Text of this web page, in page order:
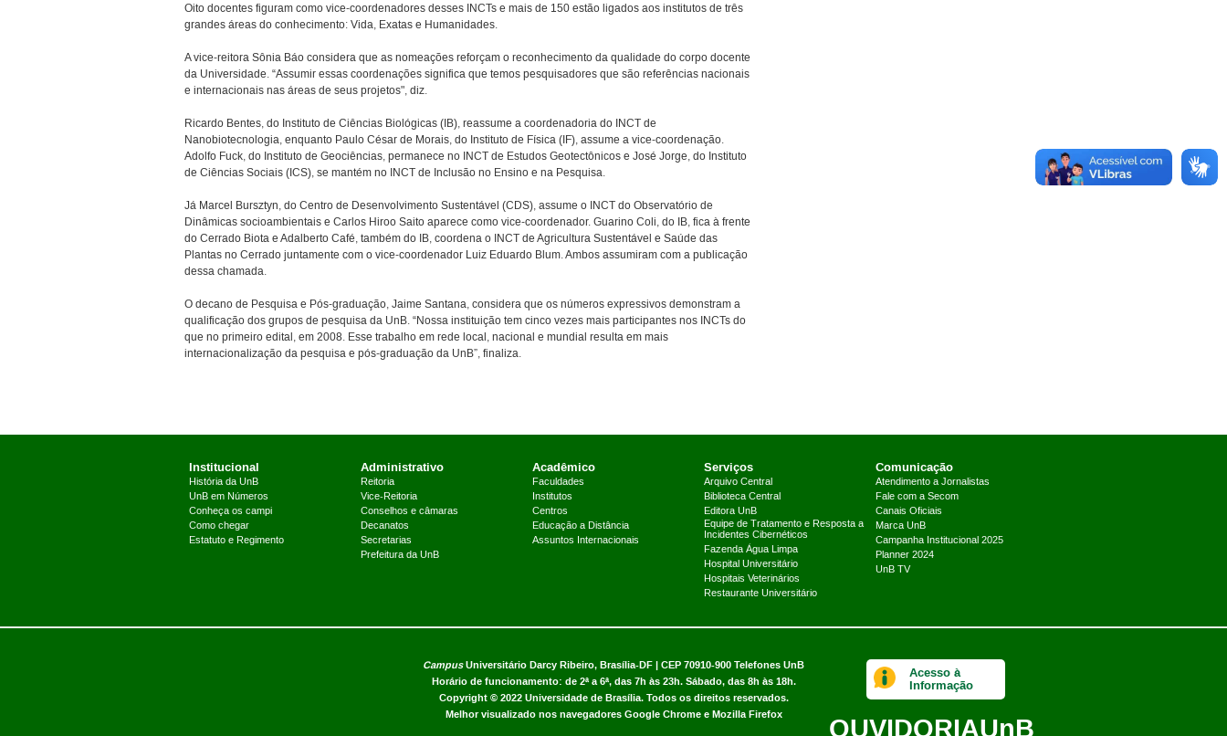
Oito docentes figuram como vice-coordenadores desses INCTs e mais de 150 estão ligados aos institutos de três
grandes áreas do conhecimento: Vida, Exatas e Humanidades.
A vice-reitora Sônia Báo considera que as nomeações reforçam o reconhecimento da qualidade do corpo docente
da Universidade. “Assumir essas coordenações significa que temos pesquisadores que são referências nacionais
e internacionais nas áreas de seus projetos", diz.
Ricardo Bentes, do Instituto de Ciências Biológicas (IB), reassume a coordenadoria do INCT de
Nanobiotecnologia, enquanto Paulo César de Morais, do Instituto de Física (IF), assume a vice-coordenação.
Adolfo Fuck, do Instituto de Geociências, permanece no INCT de Estudos Geotectônicos e José Jorge, do Instituto
de Ciências Sociais (ICS), se mantém no INCT de Inclusão no Ensino e na Pesquisa.
Já Marcel Bursztyn, do Centro de Desenvolvimento Sustentável (CDS), assume o INCT do Observatório de
Dinâmicas socioambientais e Carlos Hiroo Saito aparece como vice-coordenador. Guarino Coli, do IB, fica à frente
do Cerrado Biota e Adalberto Café, também do IB, coordena o INCT de Agricultura Sustentável e Saúde das
Plantas no Cerrado juntamente com o vice-coordenador Luiz Eduardo Blum. Ambos assumiram com a publicação
dessa chamada.
O decano de Pesquisa e Pós-graduação, Jaime Santana, considera que os números expressivos demonstram a
qualificação dos grupos de pesquisa da UnB. “Nossa instituição tem cinco vezes mais participantes nos INCTs do
que no primeiro edital, em 2008. Esse trabalho em rede local, nacional e mundial resulta em mais
internacionalização da pesquisa e pós-graduação da UnB”, finaliza.
Institucional
História da UnB
UnB em Números
Conheça os campi
Como chegar
Estatuto e Regimento
Administrativo
Reitoria
Vice-Reitoria
Conselhos e câmaras
Decanatos
Secretarias
Prefeitura da UnB
Acadêmico
Faculdades
Institutos
Centros
Educação a Distância
Assuntos Internacionais
Serviços
Arquivo Central
Biblioteca Central
Editora UnB
Equipe de Tratamento e Resposta a
Incidentes Cibernéticos
Fazenda Água Limpa
Hospital Universitário
Hospitais Veterinários
Restaurante Universitário
Comunicação
Atendimento a Jornalistas
Fale com a Secom
Canais Oficiais
Marca UnB
Campanha Institucional 2025
Planner 2024
UnB TV
CampusUniversitário Darcy Ribeiro, Brasília-DF | CEP 70910-900 Telefones UnB
Horário de funcionamento: de 2ª a 6ª, das 7h às 23h. Sábado, das 8h às 18h.
Copyright © 2022 Universidade de Brasília. Todos os direitos reservados.
Melhor visualizado nos navegadores Google Chrome e Mozilla Firefox
Acesso à
Informação
OUVIDORIAUnB